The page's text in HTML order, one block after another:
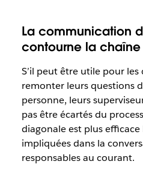
La communication
contourne la
S’il peut être utile pour
remonter leurs questions
personne, leurs
pas être écartés du
diagonale est plus
impliquées dans la
responsables au courant.